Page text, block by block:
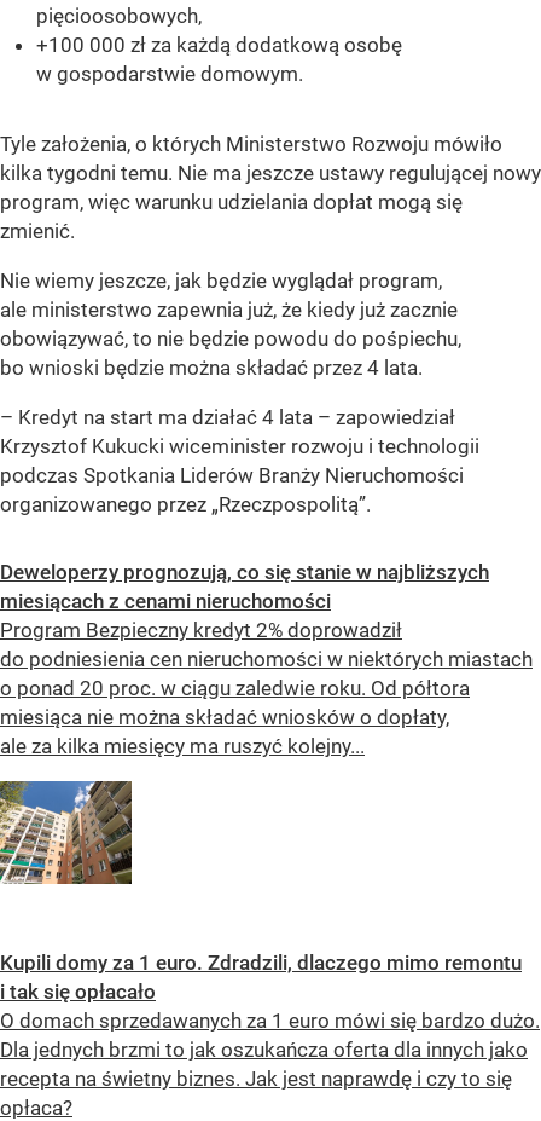
pięcioosobowych,
+100 000 zł za każdą dodatkową osobę
w gospodarstwie domowym.
Tyle założenia, o których Ministerstwo Rozwoju mówiło
kilka tygodni temu. Nie ma jeszcze ustawy regulującej nowy
program, więc warunku udzielania dopłat mogą się
zmienić.
Nie wiemy jeszcze, jak będzie wyglądał program,
ale ministerstwo zapewnia już, że kiedy już zacznie
obowiązywać, to nie będzie powodu do pośpiechu,
bo wnioski będzie można składać przez 4 lata.
– Kredyt na start ma działać 4 lata – zapowiedział
Krzysztof Kukucki wiceminister rozwoju i technologii
podczas Spotkania Liderów Branży Nieruchomości
organizowanego przez „Rzeczpospolitą”.
Deweloperzy prognozują, co się stanie w najbliższych
miesiącach z cenami nieruchomości
Program Bezpieczny kredyt 2% doprowadził
do podniesienia cen nieruchomości w niektórych miastach
o ponad 20 proc. w ciągu zaledwie roku. Od półtora
miesiąca nie można składać wniosków o dopłaty,
ale za kilka miesięcy ma ruszyć kolejny...
Kupili domy za 1 euro. Zdradzili, dlaczego mimo remontu
i tak się opłacało
O domach sprzedawanych za 1 euro mówi się bardzo dużo.
Dla jednych brzmi to jak oszukańcza oferta dla innych jako
recepta na świetny biznes. Jak jest naprawdę i czy to się
opłaca?